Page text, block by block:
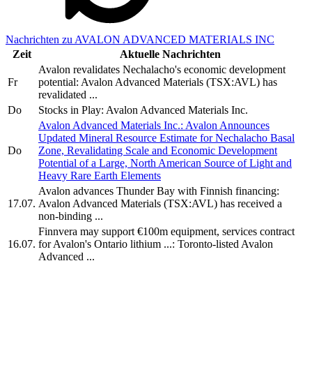
Nachrichten zu AVALON ADVANCED MATERIALS INC
Zeit
Aktuelle Nachrichten
Fr
Avalon revalidates Nechalacho's economic development
potential: Avalon Advanced Materials (TSX:AVL) has
revalidated ...
Do
Stocks in Play: Avalon Advanced Materials Inc.
Do
Avalon Advanced Materials Inc.: Avalon Announces
Updated Mineral Resource Estimate for Nechalacho Basal
Zone, Revalidating Scale and Economic Development
Potential of a Large, North American Source of Light and
Heavy Rare Earth Elements
17.07.
Avalon advances Thunder Bay with Finnish financing:
Avalon Advanced Materials (TSX:AVL) has received a
non-binding ...
16.07.
Finnvera may support €100m equipment, services contract
for Avalon's Ontario lithium ...: Toronto-listed Avalon
Advanced ...